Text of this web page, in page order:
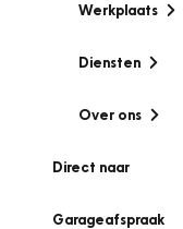
Werkplaats
Diensten
Over ons
Direct naar
Garageafspraak